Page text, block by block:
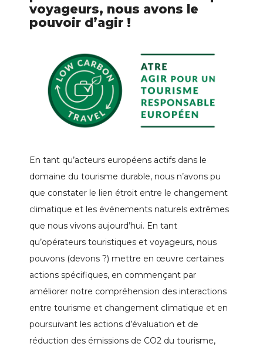
voyageurs, nous avons le
pouvoir d’agir !
En tant qu’acteurs européens actifs dans le
domaine du tourisme durable, nous n’avons pu
que constater le lien étroit entre le changement
climatique et les événements naturels extrêmes
que nous vivons aujourd’hui. En tant
qu’opérateurs touristiques et voyageurs, nous
pouvons (devons ?) mettre en œuvre certaines
actions spécifiques, en commençant par
améliorer notre compréhension des interactions
entre tourisme et changement climatique et en
poursuivant les actions d’évaluation et de
réduction des émissions de CO2 du tourisme,